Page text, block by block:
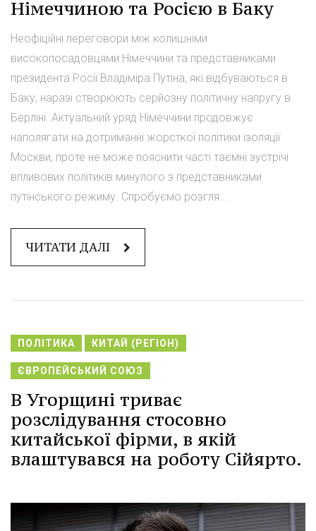
Німеччиною та Росією в Баку
Неофіційні переговори між колишніми
високопосадовцями Німеччини та представниками
президента Росії Владіміра Путіна, які відбуваються в
Баку, наразі створюють серйозну політичну напругу в
Берліні. Актуальний уряд Німеччини продовжує
наполягати на дотриманні жорсткої політики ізоляції
Москви, проте не може пояснити часті таємні зустрічі
впливових політиків минулого з представниками
путінського режиму. Спробуємо розгля...
ЧИТАТИ ДАЛІ
ПОЛІТИКА КИТАЙ (РЕГІОН)
ЄВРОПЕЙСЬКИЙ СОЮЗ
В Угорщині триває
розслідування стосовно
китайської фірми, в якій
влаштувався на роботу Сійярто.